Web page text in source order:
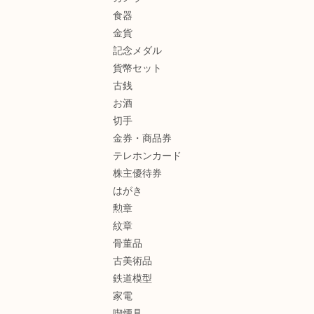
食器
金貨
記念メダル
貨幣セット
古銭
お酒
切手
金券・商品券
テレホンカード
株主優待券
はがき
勲章
紋章
骨董品
古美術品
鉄道模型
家電